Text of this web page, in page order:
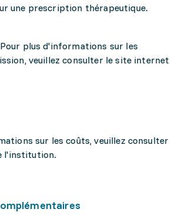
une prescription thérapeutique.
plus d'informations sur les
veuillez consulter le site internet
sur les coûts, veuillez consulter
l'institution.